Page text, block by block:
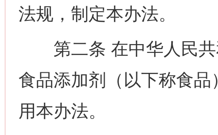
法规，制定本办法。
第二条 在中华人民共
食品添加剂（以下称食
用本办法。